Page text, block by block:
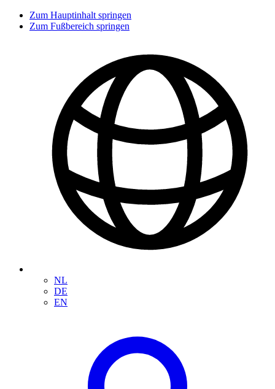
Zum Hauptinhalt springen
Zum Fußbereich springen
NL
DE
EN